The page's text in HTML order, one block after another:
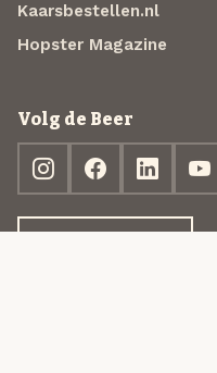
Kaarsbestellen.nl
Hopster Magazine
Volg de Beer